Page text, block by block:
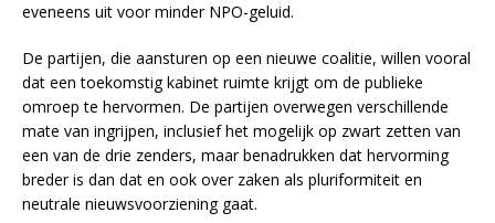
eveneens uit voor minder NPO-geluid.
De partijen, die aansturen op een nieuwe coalitie, willen vooral
dat een toekomstig kabinet ruimte krijgt om de publieke
omroep te hervormen. De partijen overwegen verschillende
mate van ingrijpen, inclusief het mogelijk op zwart zetten van
een van de drie zenders, maar benadrukken dat hervorming
breder is dan dat en ook over zaken als pluriformiteit en
neutrale nieuwsvoorziening gaat.